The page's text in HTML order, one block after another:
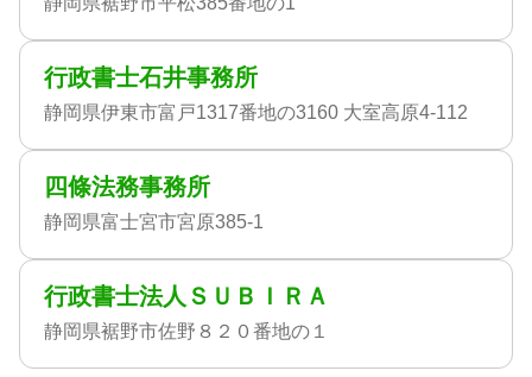
行政書士石井事務所
静岡県伊東市富戸1317番地の3160 大室高原4-112
四條法務事務所
静岡県富士宮市宮原385-1
行政書士法人ＳＵＢＩＲＡ
静岡県裾野市佐野８２０番地の１